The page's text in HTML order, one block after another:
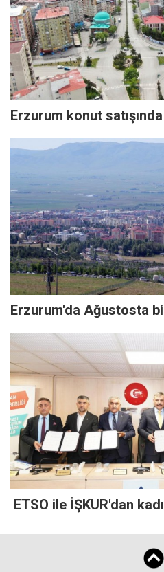
Erzurum konut
Erzurum'da Ağustosta
ETSO ile İŞKUR'dan